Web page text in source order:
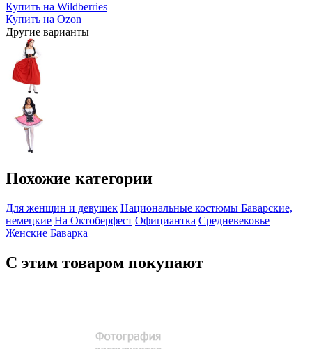
Купить на Wildberries
Купить на Ozon
Другие варианты
Похожие категории
Для женщин и девушек Национальные костюмы Баварские,
немецкие На Октоберфест Официантка Средневековье
Женские Баварка
С этим товаром покупают